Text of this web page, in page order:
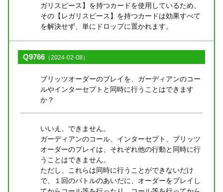
ガリスピース】を持つカードを使用しているため、
その【レガリスピース】を持つカードは効果すべて
を解決せず、単にドロップに置かれます。
Q9766 （2024-02-08）
ブリッツオーダーのプレイを、ガーディアンのコー
ルやインターセプトと同時に行うことはできます
か？
いいえ、できません。
ガーディアンのコール、インターセプト、ブリッツ
オーダーのプレイは、それぞれ他の行動と同時に行
うことはできません。
ただし、これらは同時に行うことができないだけ
で、１回のバトルのあいだに、オーダーをプレイし